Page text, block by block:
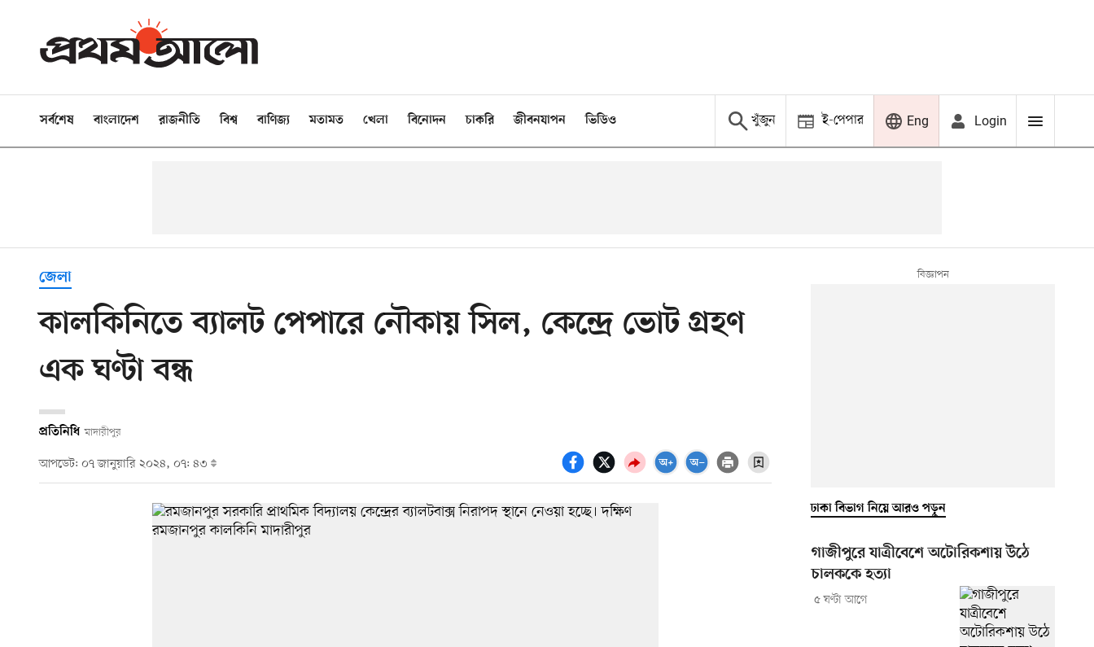
সর্বশেষ বাংলাদেশ রাজনীতি বিশ্ব বাণিজ্য মতামত খেলা বিনোদন চাকরি জীবনযাপন ভিডিও খুঁজুন ই-পেপার Eng Login
জেলা
কালকিনিতে ব্যালট পেপারে নৌকায় সিল, কেন্দ্রে ভোট গ্রহণ
এক ঘণ্টা বন্ধ
প্রতিনিধি মাদারীপুর
আপডেট: ০৭ জানুয়ারি ২০২৪, ০৭: ৪৩
ঢাকা বিভাগ নিয়ে আরও পড়ুন
গাজীপুরে যাত্রীবেশে অটোরিকশায় উঠে
চালককে হত্যা
৫ ঘণ্টা আগে